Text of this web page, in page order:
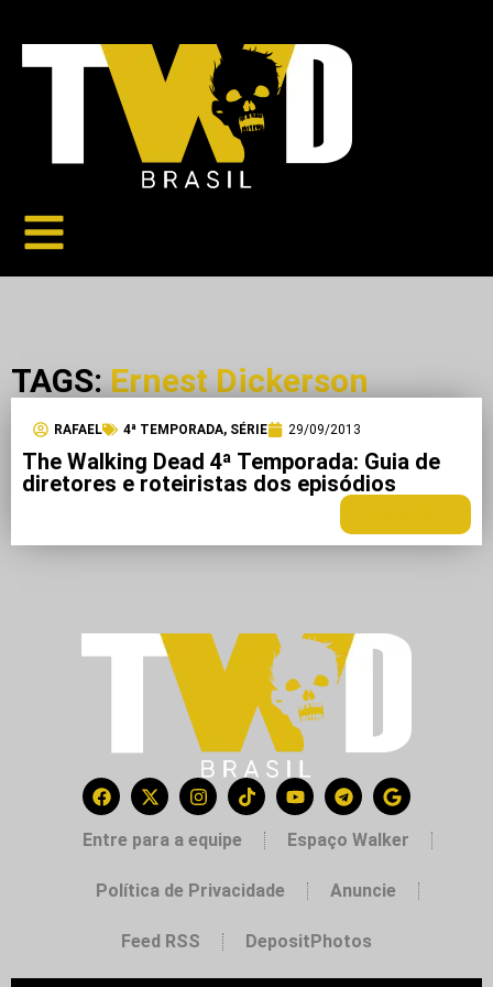
TAGS: Ernest Dickerson
RAFAEL 4ª TEMPORADA, SÉRIE 29/09/2013
The Walking Dead 4ª Temporada: Guia de
diretores e roteiristas dos episódios
Entre para a equipe Espaço Walker
Política de Privacidade Anuncie
Feed RSS DepositPhotos